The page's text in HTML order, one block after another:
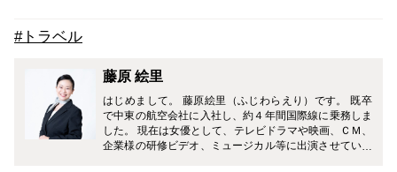
#トラベル
藤原 絵里
はじめまして。 藤原絵里（ふじわらえり）です。 既卒
で中東の航空会社に入社し、約４年間国際線に乗務しま
した。 現在は女優として、テレビドラマや映画、ＣＭ、
企業様の研修ビデオ、ミュージカル等に出演させていた